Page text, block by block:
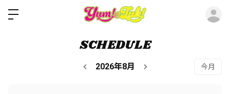
SCHEDULE
2026年8月 今月